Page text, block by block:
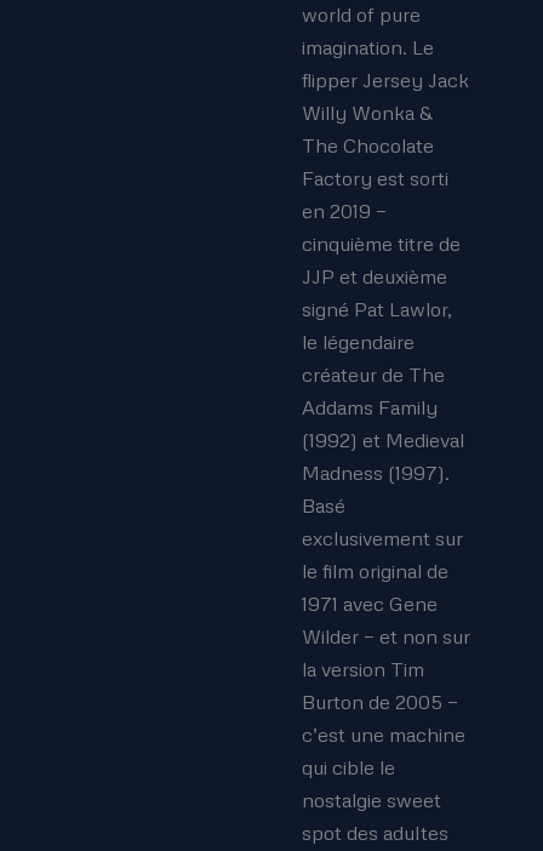
world of pure
imagination. Le
flipper Jersey Jack
Willy Wonka &
The Chocolate
Factory est sorti
en 2019 —
cinquième titre de
JJP et deuxième
signé Pat Lawlor,
le légendaire
créateur de The
Addams Family
(1992) et Medieval
Madness (1997).
Basé
exclusivement sur
le film original de
1971 avec Gene
Wilder — et non sur
la version Tim
Burton de 2005 —
c’est une machine
qui cible le
nostalgie sweet
spot des adultes